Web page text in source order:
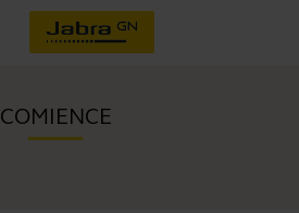
COMIENCE